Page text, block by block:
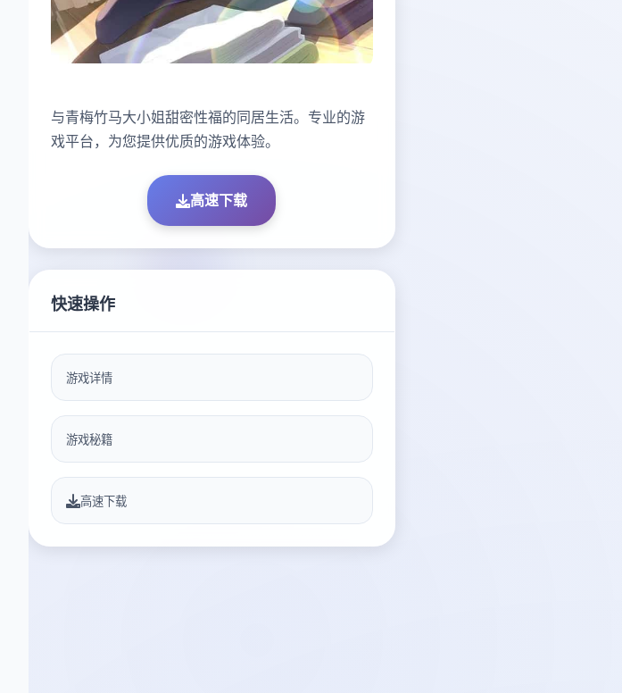
与青梅竹马大小姐甜密性福的同居生活。专业的游
戏平台，为您提供优质的游戏体验。
高速下载
快速操作
游戏详情
游戏秘籍
高速下载